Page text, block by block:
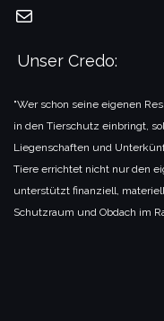
E-Mail
Unser Credo:
"Wer schon seine eigenen
in den Tierschutz einbringt,
Liegenschaften und
Tiere errichtet nicht nur den
unterstützt finanziell,
Schutzraum und Obdach im